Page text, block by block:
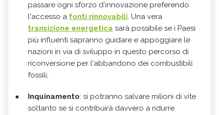
passare ogni sforzo d'innovazione preferendo
l'accesso a fonti rinnovabili. Una vera
transizione energetica sarà possibile se i Paesi
più influenti sapranno guidare e appoggiare le
nazioni in via di sviluppo in questo percorso di
riconversione per l'abbandono dei combustibili
fossili;
Inquinamento: si potranno salvare milioni di vite
soltanto se si contribuirà davvero a ridurre